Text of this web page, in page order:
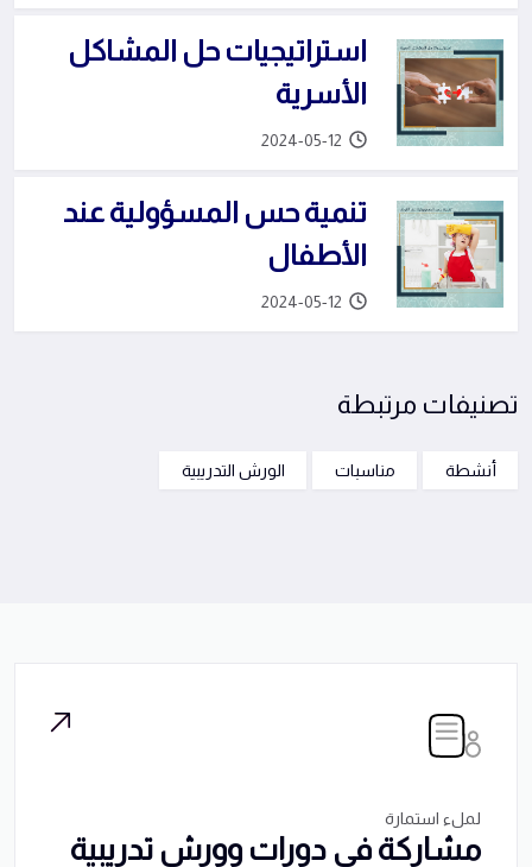
استراتيجيات حل المشاكل
الأسرية
2024-05-12
تنمية حس المسؤولية عند
الأطفال
2024-05-12
تصنيفات مرتبطة
أنشطة مناسبات الورش التدريبية
لملء استمارة
مشاركة في دورات وورش تدريبية